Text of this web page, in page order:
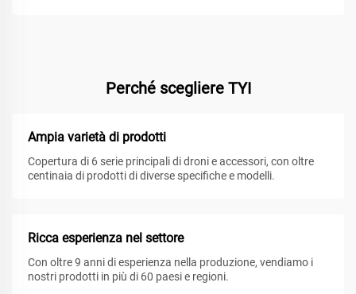
Perché scegliere TYI
Ampia varietà di prodotti
Copertura di 6 serie principali di droni e accessori, con oltre
centinaia di prodotti di diverse specifiche e modelli.
Ricca esperienza nel settore
Con oltre 9 anni di esperienza nella produzione, vendiamo i
nostri prodotti in più di 60 paesi e regioni.